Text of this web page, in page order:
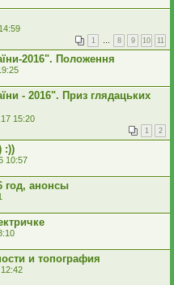
1 … 8 9 10 11
2016". Положення
- 2016". Приз глядацьких
15:20
1 2
:))
10:57
год, анонсы
и топография